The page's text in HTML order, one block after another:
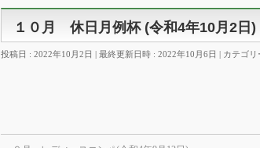
１０月 休日月例杯 (令和4年10月2日)
投稿日 : 2022年10月2日 最終更新日時 : 2022年10月6日 カテゴリ